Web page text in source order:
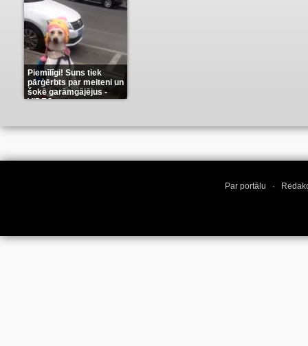
Piemīlīgi! Suns tiek
pārģērbts par meiteni un
šokē garāmgājējus -
VIDEO(8)
Par portālu ·